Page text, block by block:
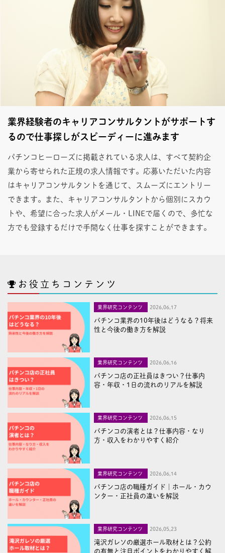
業界経験者のキャリアコンサルタントがサポートす
るので仕事探しがスピーディーに進みます
パチンコヒーローズに掲載されている求人は、すべて契約企
業から寄せられた正規の求人情報です。応募いただいた内容
はキャリアコンサルタントを通じて、スムーズにエントリー
できます。また、キャリアコンサルタントから個別にスカウ
トや、希望に合った求人がメール・LINEで届くので、多忙な
方でも登録するだけで手間なく仕事を探すことができます。
お役立ちコンテンツ
業界研究コンテンツ 2026,06,17
パチンコ業界の10年後はどうなる？将来
性と今後の働き方を解説
業界研究コンテンツ 2026,06,16
パチンコ店の正社員はきつい？仕事内
容・年収・1日の流れのリアルを解説
業界研究コンテンツ 2026,06,15
パチンコの演者とは？仕事内容・なり
方・収入をわかりやすく紹介
業界研究コンテンツ 2026,06,14
パチンコ店の職種ガイド｜ホール・カウ
ンター・正社員の違いを解説
業界研究コンテンツ 2026,05,23
滝沢ガレソの厳選ホール取材とは？公約
の有無と注目ポイントをわかりやすく解